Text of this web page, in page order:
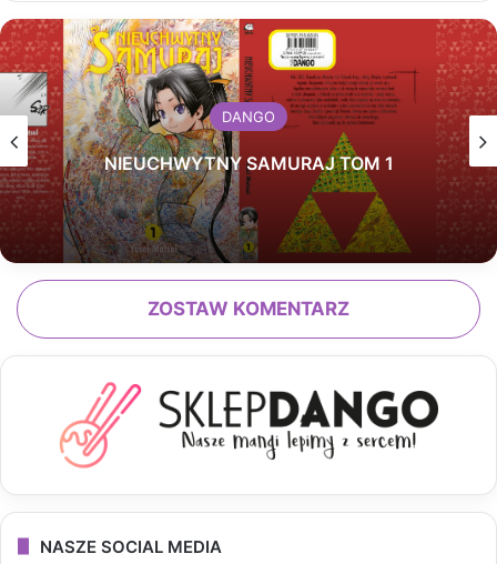
DANGO
NIEUCHWYTNY SAMURAJ TOM 1
ZOSTAW KOMENTARZ
NASZE SOCIAL MEDIA